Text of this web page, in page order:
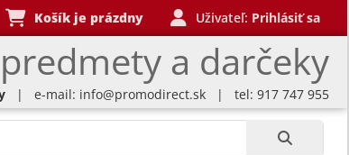
a darčeky
Košík je prázdny Uživateľ: Prihlásiť sa
| e-mail: info@promodirect.sk | tel: 917 747 955